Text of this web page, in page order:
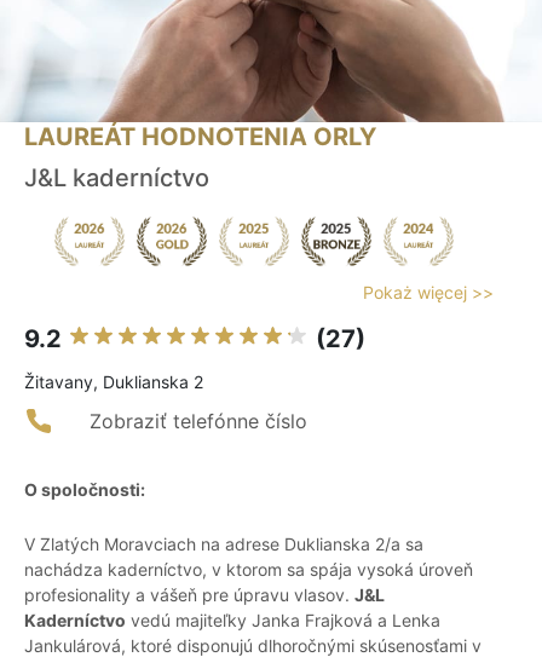
LAUREÁT HODNOTENIA ORLY
J&L kaderníctvo
Pokaż więcej >>
9.2 (27)
Žitavany, Duklianska 2
Zobraziť telefónne číslo
O spoločnosti:
V Zlatých Moravciach na adrese Duklianska 2/a sa
nachádza kaderníctvo, v ktorom sa spája vysoká úroveň
profesionality a vášeň pre úpravu vlasov. J&L
Kaderníctvo vedú majiteľky Janka Frajková a Lenka
Jankulárová, ktoré disponujú dlhoročnými skúsenosťami v